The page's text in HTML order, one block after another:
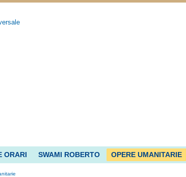
ORARI SWAMI ROBERTO OPERE UMANITARIE